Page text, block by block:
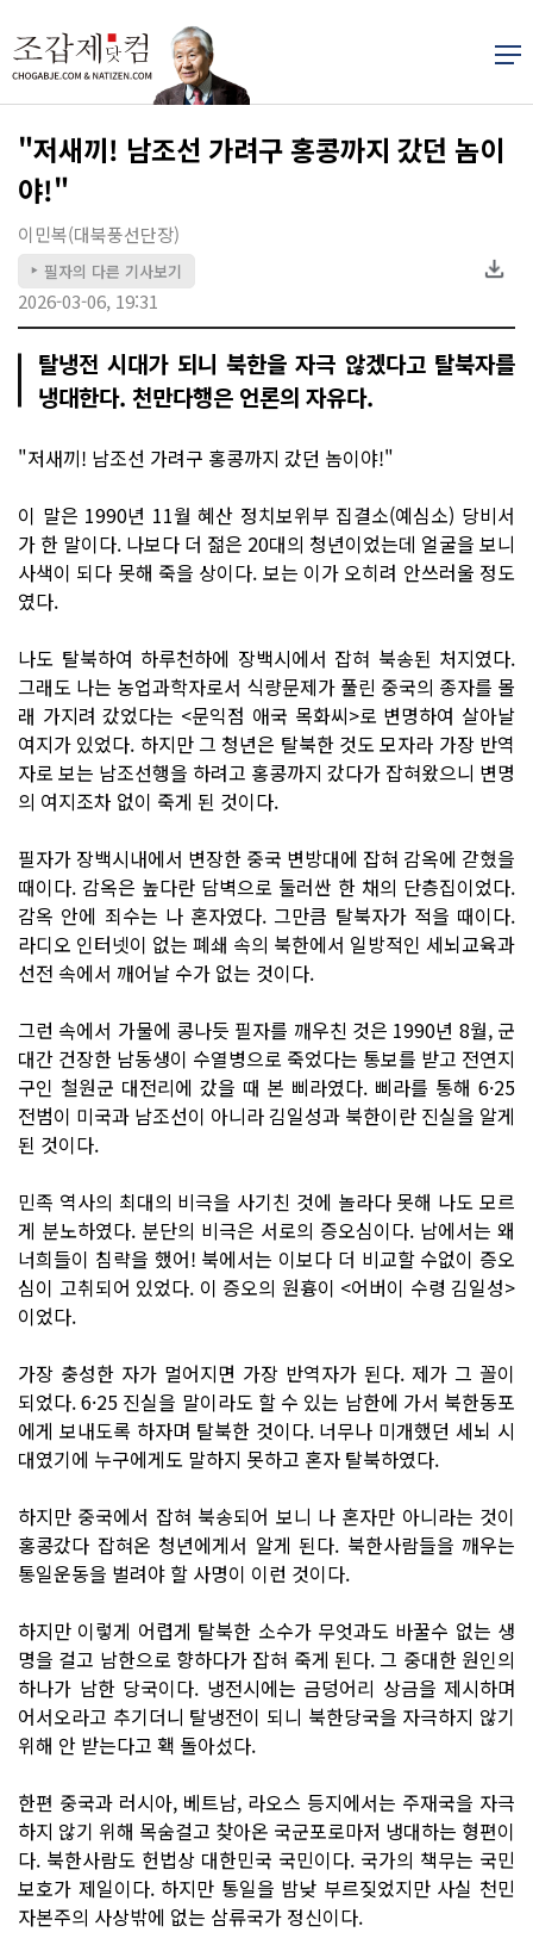
"저새끼! 남조선 가려구 홍콩까지 갔던 놈이
야!"
이민복(대북풍선단장)
▶ 필자의 다른 기사보기
2026-03-06, 19:31
탈냉전 시대가 되니 북한을 자극 않겠다고 탈북자를
냉대한다. 천만다행은 언론의 자유다.
"저새끼! 남조선 가려구 홍콩까지 갔던 놈이야!"
이 말은 1990년 11월 혜산 정치보위부 집결소(예심소) 당비서
가 한 말이다. 나보다 더 젊은 20대의 청년이었는데 얼굴을 보니
사색이 되다 못해 죽을 상이다. 보는 이가 오히려 안쓰러울 정도
였다.
나도 탈북하여 하루천하에 장백시에서 잡혀 북송된 처지였다.
그래도 나는 농업과학자로서 식량문제가 풀린 중국의 종자를 몰
래 가지려 갔었다는 <문익점 애국 목화씨>로 변명하여 살아날
여지가 있었다. 하지만 그 청년은 탈북한 것도 모자라 가장 반역
자로 보는 남조선행을 하려고 홍콩까지 갔다가 잡혀왔으니 변명
의 여지조차 없이 죽게 된 것이다.
필자가 장백시내에서 변장한 중국 변방대에 잡혀 감옥에 갇혔을
때이다. 감옥은 높다란 담벽으로 둘러싼 한 채의 단층집이었다.
감옥 안에 죄수는 나 혼자였다. 그만큼 탈북자가 적을 때이다.
라디오 인터넷이 없는 폐쇄 속의 북한에서 일방적인 세뇌교육과
선전 속에서 깨어날 수가 없는 것이다.
그런 속에서 가물에 콩나듯 필자를 깨우친 것은 1990년 8월, 군
대간 건장한 남동생이 수열병으로 죽었다는 통보를 받고 전연지
구인 철원군 대전리에 갔을 때 본 삐라였다. 삐라를 통해 6·25
전범이 미국과 남조선이 아니라 김일성과 북한이란 진실을 알게
된 것이다.
민족 역사의 최대의 비극을 사기친 것에 놀라다 못해 나도 모르
게 분노하였다. 분단의 비극은 서로의 증오심이다. 남에서는 왜
너희들이 침략을 했어! 북에서는 이보다 더 비교할 수없이 증오
심이 고취되어 있었다. 이 증오의 원흉이 <어버이 수령 김일성>
이었다.
가장 충성한 자가 멀어지면 가장 반역자가 된다. 제가 그 꼴이
되었다. 6·25 진실을 말이라도 할 수 있는 남한에 가서 북한동포
에게 보내도록 하자며 탈북한 것이다. 너무나 미개했던 세뇌 시
대였기에 누구에게도 말하지 못하고 혼자 탈북하였다.
하지만 중국에서 잡혀 북송되어 보니 나 혼자만 아니라는 것이
홍콩갔다 잡혀온 청년에게서 알게 된다. 북한사람들을 깨우는
통일운동을 벌려야 할 사명이 이런 것이다.
하지만 이렇게 어렵게 탈북한 소수가 무엇과도 바꿀수 없는 생
명을 걸고 남한으로 향하다가 잡혀 죽게 된다. 그 중대한 원인의
하나가 남한 당국이다. 냉전시에는 금덩어리 상금을 제시하며
어서오라고 추기더니 탈냉전이 되니 북한당국을 자극하지 않기
위해 안 받는다고 홱 돌아섰다.
한편 중국과 러시아, 베트남, 라오스 등지에서는 주재국을 자극
하지 않기 위해 목숨걸고 찾아온 국군포로마저 냉대하는 형편이
다. 북한사람도 헌법상 대한민국 국민이다. 국가의 책무는 국민
보호가 제일이다. 하지만 통일을 밤낮 부르짖었지만 사실 천민
자본주의 사상밖에 없는 삼류국가 정신이다.